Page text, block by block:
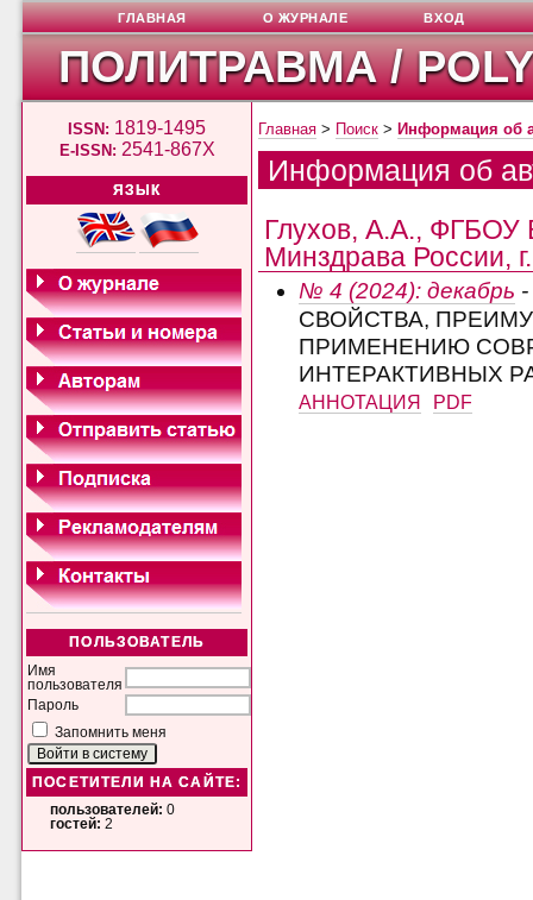
ПОЛИТРАВМА /
ISSN: 1819-1495
E-ISSN: 2541-867X
ЯЗЫК
ПОЛЬЗОВАТЕЛЬ
Имя
пользователя
Пароль
Запомнить меня
ПОСЕТИТЕЛИ НА САЙТЕ:
пользователей: 0
гостей: 2
ГЛАВНАЯ О ЖУРНАЛЕ ВХОД
Главная > Поиск > Информация об
Информация об
Глухов, А.А.,
Минздрава России,
№ 4 (2024): декабрь
СВОЙСТВА,
ПРИМЕНЕНИЮ
ИНТЕРАКТИВНЫХ
АННОТАЦИЯ PDF